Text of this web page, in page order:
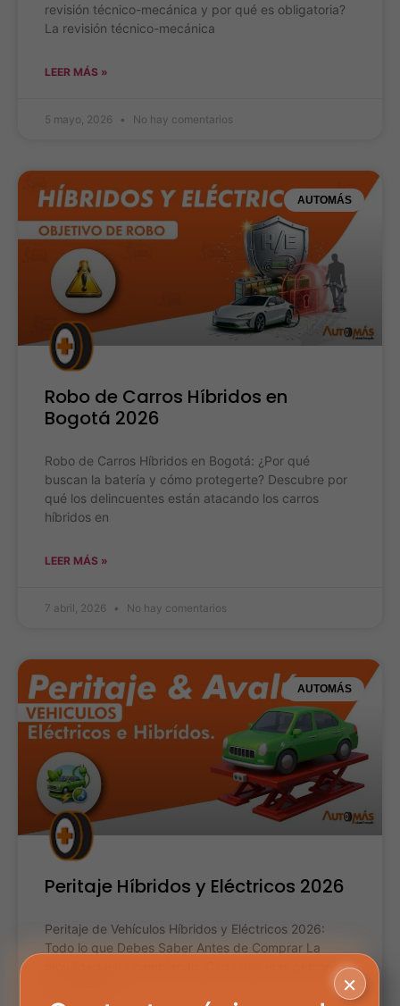
revisión técnico-mecánica y por qué es obligatoria?
La revisión técnico-mecánica
LEER MÁS »
5 mayo, 2026 No hay comentarios
AUTOMÁS
Robo de Carros Híbridos en
Bogotá 2026
Robo de Carros Híbridos en Bogotá: ¿Por qué
buscan la batería y cómo protegerte? Descubre por
qué los delincuentes están atacando los carros
híbridos en
LEER MÁS »
7 abril, 2026 No hay comentarios
AUTOMÁS
Peritaje Híbridos y Eléctricos 2026
Peritaje de Vehículos Híbridos y Eléctricos 2026:
Todo lo que Debes Saber Antes de Comprar La
movilidad está cambiando. Cada vez más personas
×